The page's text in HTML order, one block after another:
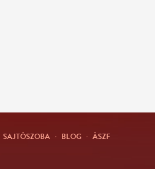
SAJTÓSZOBA · BLOG · ÁSZF